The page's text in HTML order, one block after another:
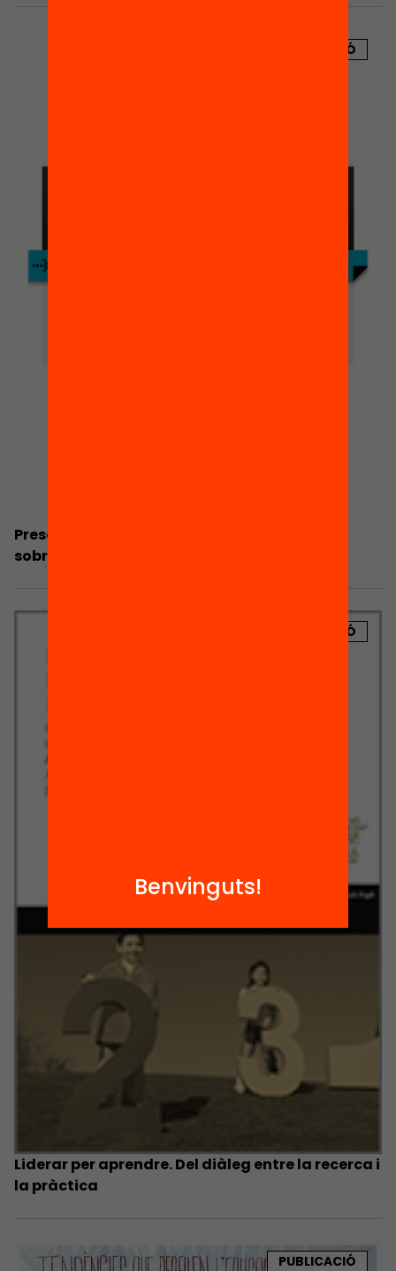
PUBLICACIÓ
Presentació: TALIS: Enquesta Internacional
sobre Ensenyament i Aprenentatge
PUBLICACIÓ
Liderar per aprendre. Del diàleg entre la recerca i
la pràctica
PUBLICACIÓ
Benvinguts!